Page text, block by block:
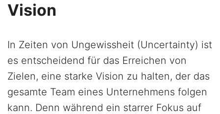
Vision
In Zeiten von Ungewissheit (Uncertainty) ist
es entscheidend für das Erreichen von
Zielen, eine starke Vision zu halten, der das
gesamte Team eines Unternehmens folgen
kann. Denn während ein starrer Fokus auf